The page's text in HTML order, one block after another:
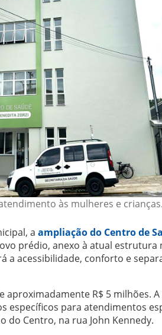
às mulheres e
a ampliação do Centro de
prédio, anexo à atual estrutura
a acessibilidade, conforto e
R$ 5 milhões.
específicos para atendimentos
Centro, na rua John Kennedy.